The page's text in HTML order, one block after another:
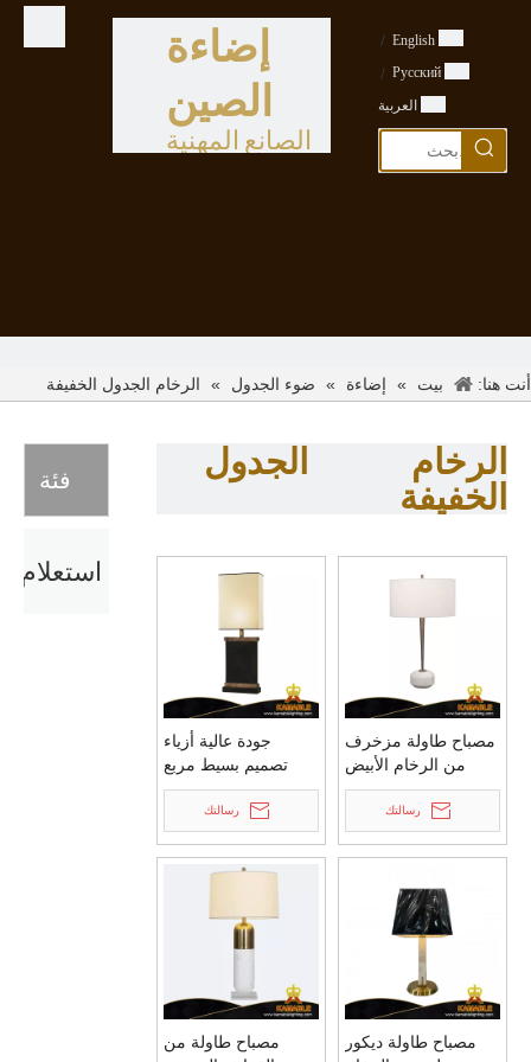
إضاءة
الصين
الصانع المهنية
English
/
Pусский
/
العربية
أنت هنا: بيت » إضاءة » ضوء الجدول » الرخام الجدول الخفيفة
فئة
استعلام
الرخام الجدول
الخفيفة
مصباح طاولة مزخرف
من الرخام الأبيض
بتصميم حديث بسيط
لغرفة المعيشة (KDA-
TL32)
رسالتك
جودة عالية أزياء
تصميم بسيط مربع
أسود فيلا مشروع
مصباح طاولة (KDA-
TL24)
رسالتك
مصباح طاولة ديكور
مصباح طاولة من